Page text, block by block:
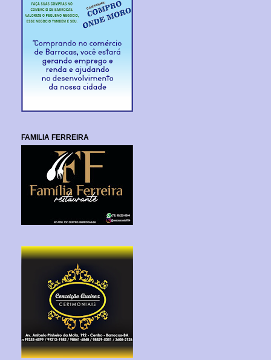
FAMILIA FERREIRA